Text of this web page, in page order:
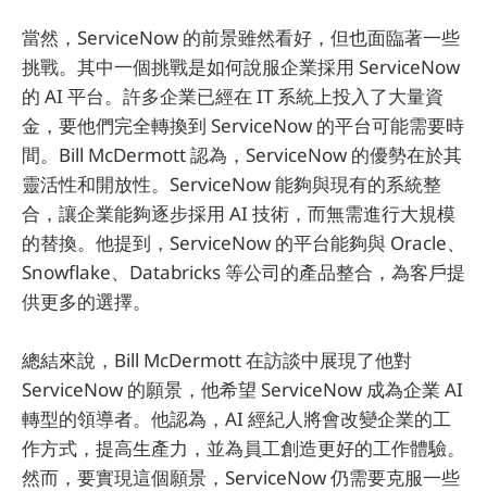
當然，ServiceNow 的前景雖然看好，但也面臨著一些
挑戰。其中一個挑戰是如何說服企業採用 ServiceNow
的 AI 平台。許多企業已經在 IT 系統上投入了大量資
金，要他們完全轉換到 ServiceNow 的平台可能需要時
間。Bill McDermott 認為，ServiceNow 的優勢在於其
靈活性和開放性。ServiceNow 能夠與現有的系統整
合，讓企業能夠逐步採用 AI 技術，而無需進行大規模
的替換。他提到，ServiceNow 的平台能夠與 Oracle、
Snowflake、Databricks 等公司的產品整合，為客戶提
供更多的選擇。
總結來說，Bill McDermott 在訪談中展現了他對
ServiceNow 的願景，他希望 ServiceNow 成為企業 AI
轉型的領導者。他認為，AI 經紀人將會改變企業的工
作方式，提高生產力，並為員工創造更好的工作體驗。
然而，要實現這個願景，ServiceNow 仍需要克服一些